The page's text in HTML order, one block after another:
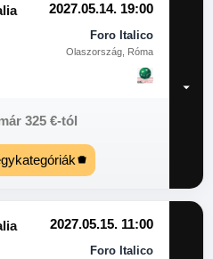
2027.05.14. 19:00
Foro Italico
Olaszország, Róma
325 €-tól
2027.05.15. 11:00
Foro Italico